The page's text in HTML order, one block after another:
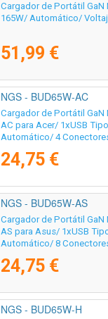
Cargador de Portátil GaN
165W/ Automático/
51,99 €
NGS - BUD65W-AC
Cargador de Portátil GaN
AC para Acer/ 1xUSB
Automático/ 4
24,75 €
NGS - BUD65W-AS
Cargador de Portátil GaN
AS para Asus/ 1xUSB
Automático/ 8
24,75 €
NGS - BUD65W-H